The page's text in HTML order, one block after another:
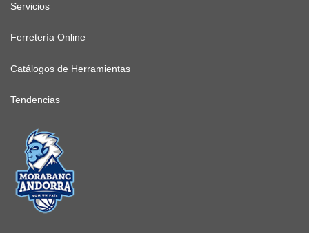
Servicios
Ferretería Online
Catálogos de Herramientas
Tendencias